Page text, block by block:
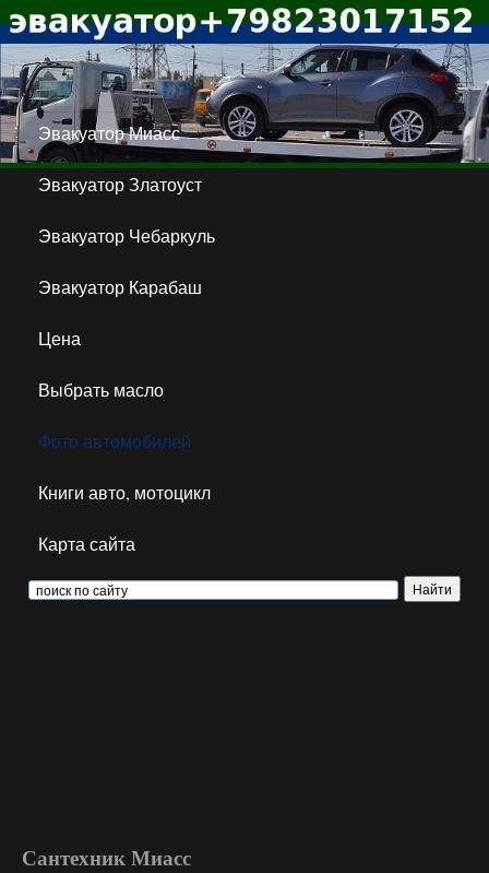
Эвакуатор Миасс
Эвакуатор Златоуст
Эвакуатор Чебаркуль
Эвакуатор Карабаш
Цена
Выбрать масло
Фото автомобилей
Книги авто, мотоцикл
Карта сайта
Сантехник Миасс